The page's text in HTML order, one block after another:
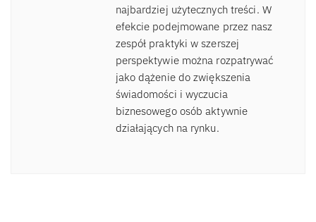
najbardziej użytecznych treści. W
efekcie podejmowane przez nasz
zespół praktyki w szerszej
perspektywie można rozpatrywać
jako dążenie do zwiększenia
świadomości i wyczucia
biznesowego osób aktywnie
działających na rynku.